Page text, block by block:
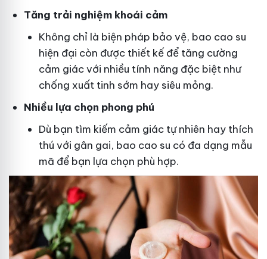
Tăng trải nghiệm khoái cảm
Không chỉ là biện pháp bảo vệ, bao cao su
hiện đại còn được thiết kế để tăng cường
cảm giác với nhiều tính năng đặc biệt như
chống xuất tinh sớm hay siêu mỏng.
Nhiều lựa chọn phong phú
Dù bạn tìm kiếm cảm giác tự nhiên hay thích
thú với gân gai, bao cao su có đa dạng mẫu
mã để bạn lựa chọn phù hợp.